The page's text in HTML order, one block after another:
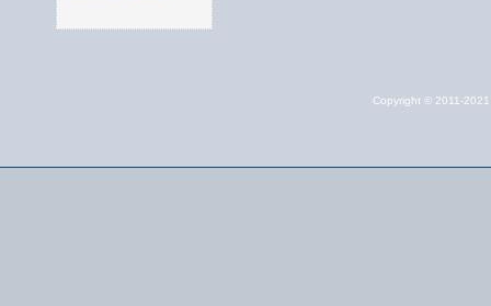
Copyright © 2011-